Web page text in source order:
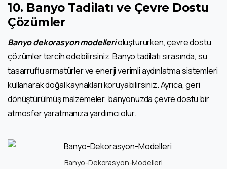
10. Banyo Tadilatı ve Çevre Dostu
Çözümler
Banyo dekorasyon modellerioluştururken, çevre dostu
çözümler tercih edebilirsiniz. Banyo tadilatı sırasında, su
tasarruflu armatürler ve enerji verimli aydınlatma sistemleri
kullanarak doğal kaynakları koruyabilirsiniz. Ayrıca, geri
dönüştürülmüş malzemeler, banyonuzda çevre dostu bir
atmosfer yaratmanıza yardımcı olur.
Banyo-Dekorasyon-Modelleri